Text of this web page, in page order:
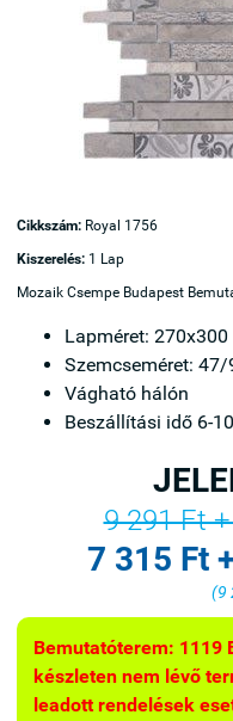
Cikkszám: Royal 1756
Kiszerelés: 1 Lap
Mozaik Csempe Budapest
Lapméret: 270x300
Szemcseméret:
Vágható hálón
Beszállítási idő 6-
9 291 Ft
7 315 Ft
(9
Bemutatóterem: 1119
készleten nem lévő
leadott rendelések